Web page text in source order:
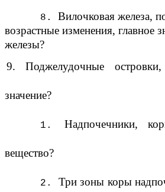
Вилочковая железа,
возрастные изменения, главное
железы?
9. Поджелудочные
значение?
Надпочечники,
вещество?
Три зоны коры